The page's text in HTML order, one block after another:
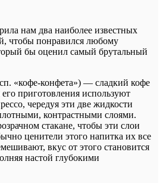
нам два наиболее известных
чтобы понравился любому
бы оценил самый брутальный
«кофе-конфета») — сладкий кофе
приготовления используют
чередуя эти две жидкости
контрастными слоями.
стакане, чтобы эти слои
ценители этого напитка их все
вкус от этого становится
настой глубокими